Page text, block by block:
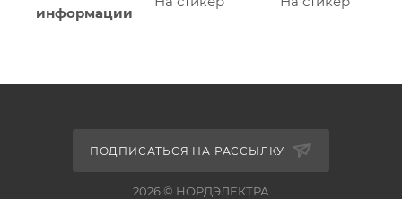
информации
ПОДПИСАТЬСЯ НА РАССЫЛКУ
2026 © НОРДЭЛЕКТРА